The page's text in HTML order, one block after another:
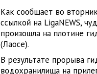
Как сообщает во
ссылкой на LigaNEWS,
произошла на плотине
(Лаосе).
В результате прорыва
водохранилища на